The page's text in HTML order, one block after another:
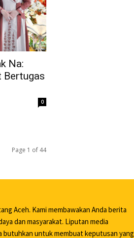
Na:
Bertugas
0
Page 1 of 44
Aceh. Kami membawakan Anda berita
dan masyarakat. Liputan media
butuhkan untuk membuat keputusan yang